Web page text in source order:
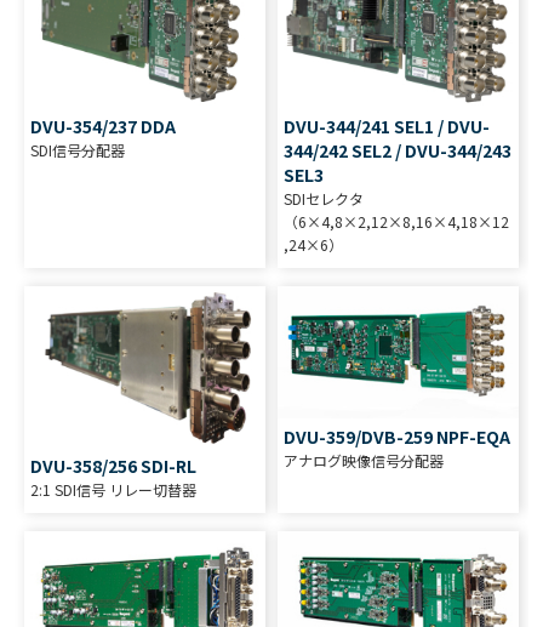
DVU-354/237 DDA
SDI信号分配器
DVU-344/241 SEL1 / DVU-
344/242 SEL2 / DVU-344/243
SEL3
SDIセレクタ
（6×4,8×2,12×8,16×4,18×12
,24×6）
DVU-358/256 SDI-RL
2:1 SDI信号 リレー切替器
DVU-359/DVB-259 NPF-EQA
アナログ映像信号分配器